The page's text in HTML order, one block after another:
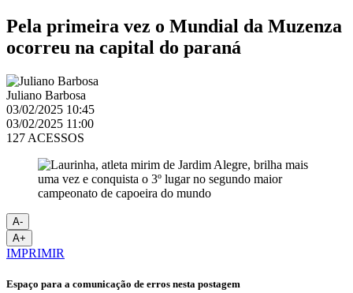
Pela primeira vez o Mundial da Muzenza
ocorreu na capital do paraná
Juliano Barbosa
03/02/2025 10:45
03/02/2025 11:00
127 ACESSOS
A-
A+
IMPRIMIR
Espaço para a comunicação de erros nesta postagem